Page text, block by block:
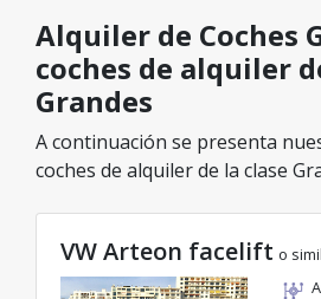
Alquiler de Coches
coches de alquiler
Grandes
A continuación se presenta
coches de alquiler de la clase
de la categoría seleccionada,
excelentes desde solo 56€/día.
VW Arteon facelift o